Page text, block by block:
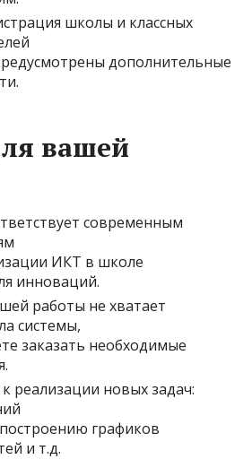
школы и классных
дополнительные
вашей
современным
ИКТ в школе
инноваций.
работы не хватает
системы,
заказать необходимые
реализации новых задач:
графиков
и т.д.